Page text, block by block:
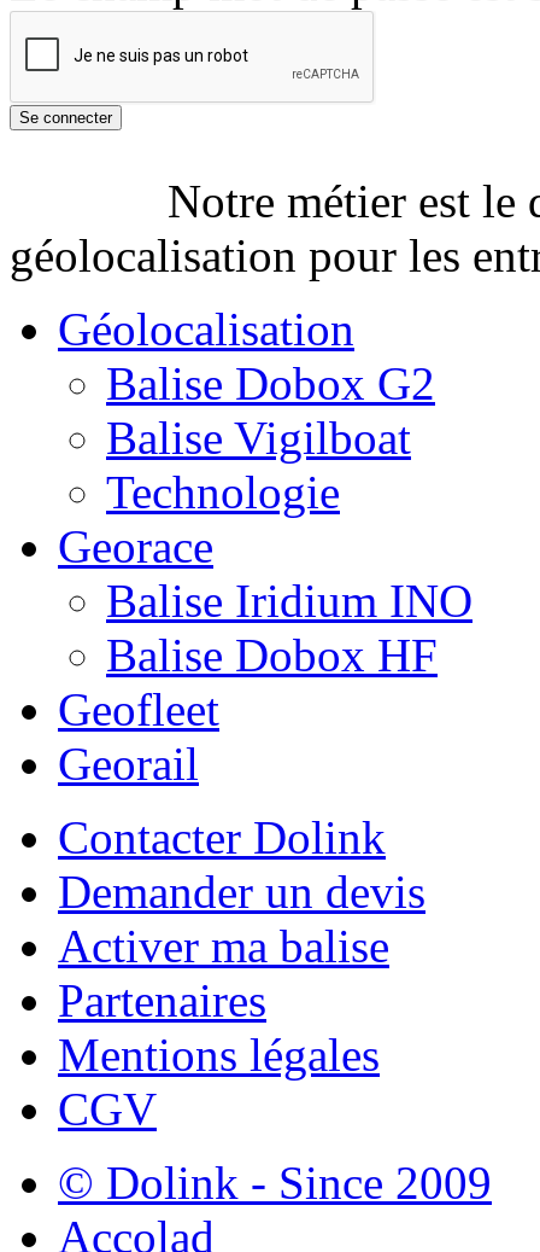
Notre métier est le
géolocalisation pour les
Géolocalisation
Balise Dobox G2
Balise Vigilboat
Technologie
Georace
Balise Iridium INO
Balise Dobox HF
Geofleet
Georail
Contacter Dolink
Demander un devis
Activer ma balise
Partenaires
Mentions légales
CGV
© Dolink - Since 2009
Accolad